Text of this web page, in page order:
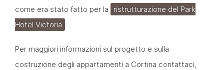
come era stato fatto per la ristrutturazione del Park
Hotel Victoria .
Per maggiori informazioni sul progetto e sulla
costruzione degli appartamenti a Cortina contattaci,